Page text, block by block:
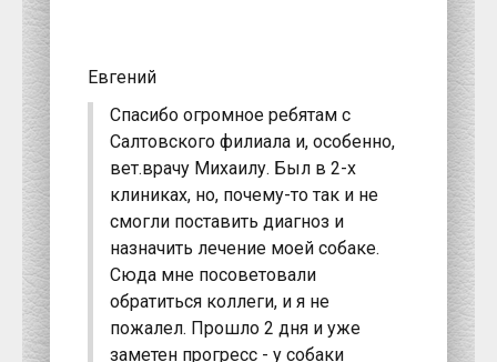
Евгений
Спасибо огромное ребятам с
Салтовского филиала и, особенно,
вет.врачу Михаилу. Был в 2-х
клиниках, но, почему-то так и не
смогли поставить диагноз и
назначить лечение моей собаке.
Сюда мне посоветовали
обратиться коллеги, и я не
пожалел. Прошло 2 дня и уже
заметен прогресс - у собаки